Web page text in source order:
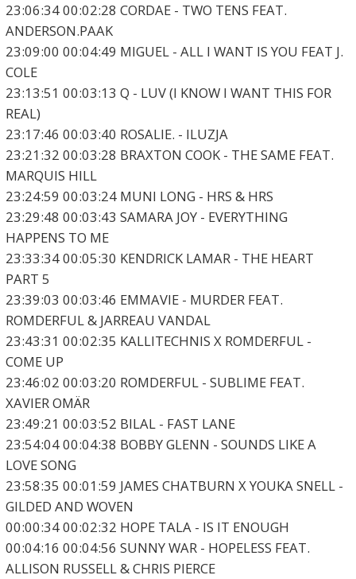
23:06:34 00:02:28 CORDAE - TWO TENS FEAT.
ANDERSON.PAAK
23:09:00 00:04:49 MIGUEL - ALL I WANT IS YOU FEAT J.
COLE
23:13:51 00:03:13 Q - LUV (I KNOW I WANT THIS FOR
REAL)
23:17:46 00:03:40 ROSALIE. - ILUZJA
23:21:32 00:03:28 BRAXTON COOK - THE SAME FEAT.
MARQUIS HILL
23:24:59 00:03:24 MUNI LONG - HRS & HRS
23:29:48 00:03:43 SAMARA JOY - EVERYTHING
HAPPENS TO ME
23:33:34 00:05:30 KENDRICK LAMAR - THE HEART
PART 5
23:39:03 00:03:46 EMMAVIE - MURDER FEAT.
ROMDERFUL & JARREAU VANDAL
23:43:31 00:02:35 KALLITECHNIS X ROMDERFUL -
COME UP
23:46:02 00:03:20 ROMDERFUL - SUBLIME FEAT.
XAVIER OMÄR
23:49:21 00:03:52 BILAL - FAST LANE
23:54:04 00:04:38 BOBBY GLENN - SOUNDS LIKE A
LOVE SONG
23:58:35 00:01:59 JAMES CHATBURN X YOUKA SNELL -
GILDED AND WOVEN
00:00:34 00:02:32 HOPE TALA - IS IT ENOUGH
00:04:16 00:04:56 SUNNY WAR - HOPELESS FEAT.
ALLISON RUSSELL & CHRIS PIERCE